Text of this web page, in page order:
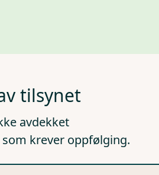
tilsynet
avdekket
krever oppfølging.